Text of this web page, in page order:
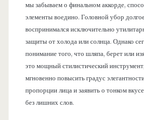
мы забываем о финальном аккорде,
элементы воедино. Головной убор
воспринимался исключительно
защиты от холода или солнца. Однако
понимание того, что шляпа, берет или
это мощный стилистический
мгновенно повысить градус
пропорции лица и заявить о тонком
без лишних слов.